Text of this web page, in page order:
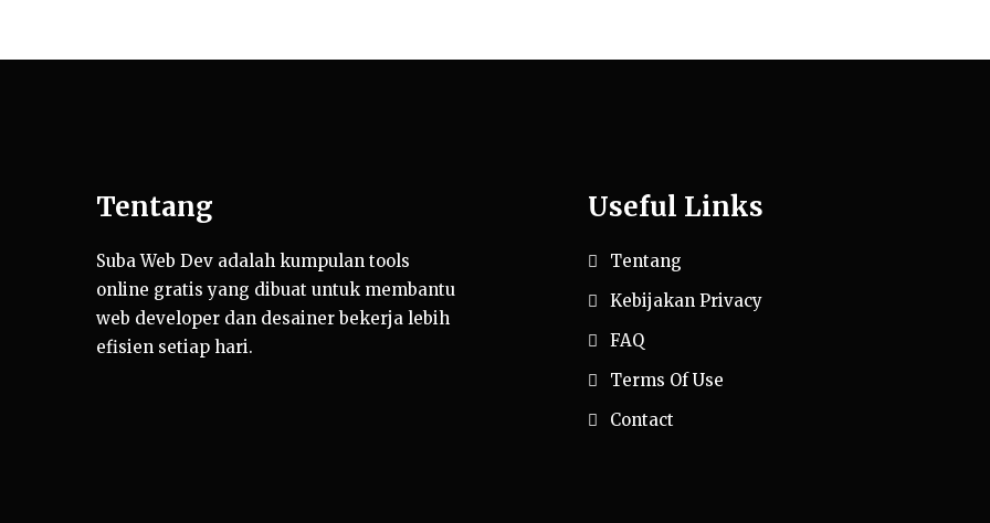
Tentang
Suba Web Dev adalah kumpulan tools
online gratis yang dibuat untuk membantu
web developer dan desainer bekerja lebih
efisien setiap hari.
Useful Links
Tentang
Kebijakan Privacy
FAQ
Terms Of Use
Contact